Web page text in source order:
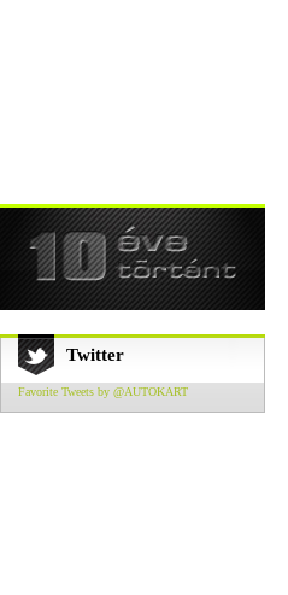
Twitter
Favorite Tweets by @AUTOKART